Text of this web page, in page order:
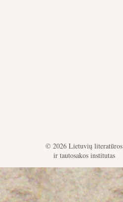
© 2026 Lietuvių literatūros
ir tautosakos institutas